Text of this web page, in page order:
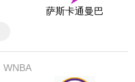
萨斯卡通曼巴
WNBA